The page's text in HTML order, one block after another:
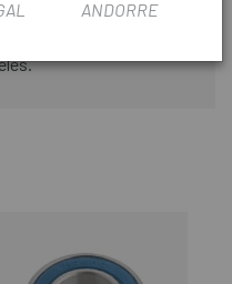
TS-2 et
ANDORRE